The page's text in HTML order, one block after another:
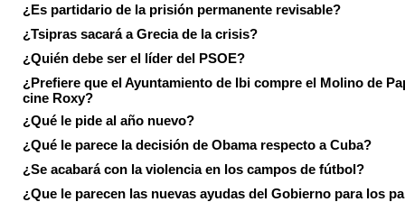
¿Es partidario de la prisión permanente revisable?
¿Tsipras sacará a Grecia de la crisis?
¿Quién debe ser el líder del PSOE?
¿Prefiere que el Ayuntamiento de Ibi compre el Molino de
cine Roxy?
¿Qué le pide al año nuevo?
¿Qué le parece la decisión de Obama respecto a Cuba?
¿Se acabará con la violencia en los campos de fútbol?
¿Que le parecen las nuevas ayudas del Gobierno para los